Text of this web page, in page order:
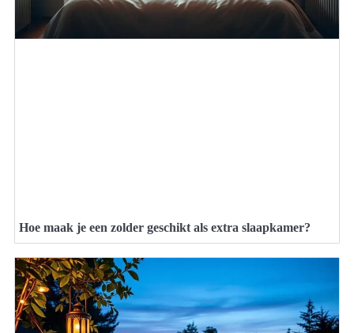
Hoe maak je een zolder geschikt als extra slaapkamer?